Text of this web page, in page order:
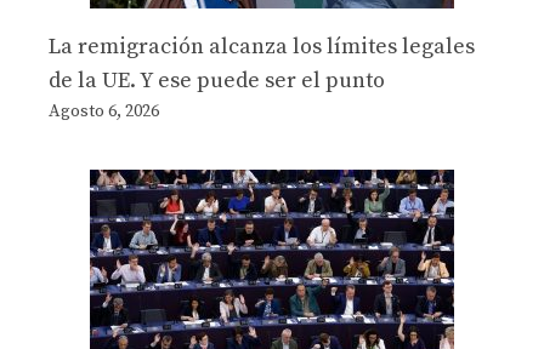
La remigración alcanza los límites legales
de la UE. Y ese puede ser el punto
Agosto 6, 2026